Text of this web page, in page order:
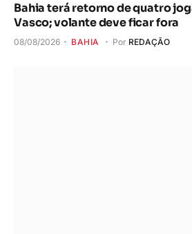
Bahia terá retorno de quatro
Vasco; volante deve ficar fora
08/08/2026 BAHIA Por REDAÇÃO